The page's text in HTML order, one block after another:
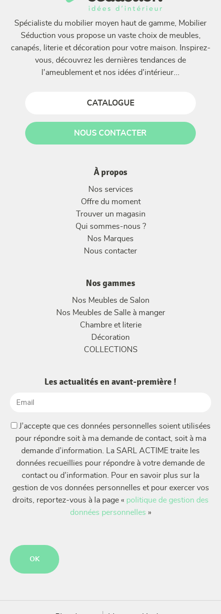
Spécialiste du mobilier moyen haut de gamme, Mobilier
Séduction vous propose un vaste choix de meubles,
canapés, literie et décoration pour votre maison. Inspirez-
vous, découvrez les dernières tendances de
l'ameublement et nos idées d'intérieur...
CATALOGUE
NOUS CONTACTER
À propos
Nos services
Offre du moment
Trouver un magasin
Qui sommes-nous ?
Nos Marques
Nous contacter
Nos gammes
Nos Meubles de Salon
Nos Meubles de Salle à manger
Chambre et literie
Décoration
COLLECTIONS
Les actualités en avant-première !
(Nécessaire)
J’accepte que ces données personnelles soient utilisées
pour répondre soit à ma demande de contact, soit à ma
demande d’information. La SARL ACTIME traite les
données recueillies pour répondre à votre demande de
contact ou d’information. Pour en savoir plus sur la
gestion de vos données personnelles et pour exercer vos
droits, reportez-vous à la page « politique de gestion des
données personnelles »